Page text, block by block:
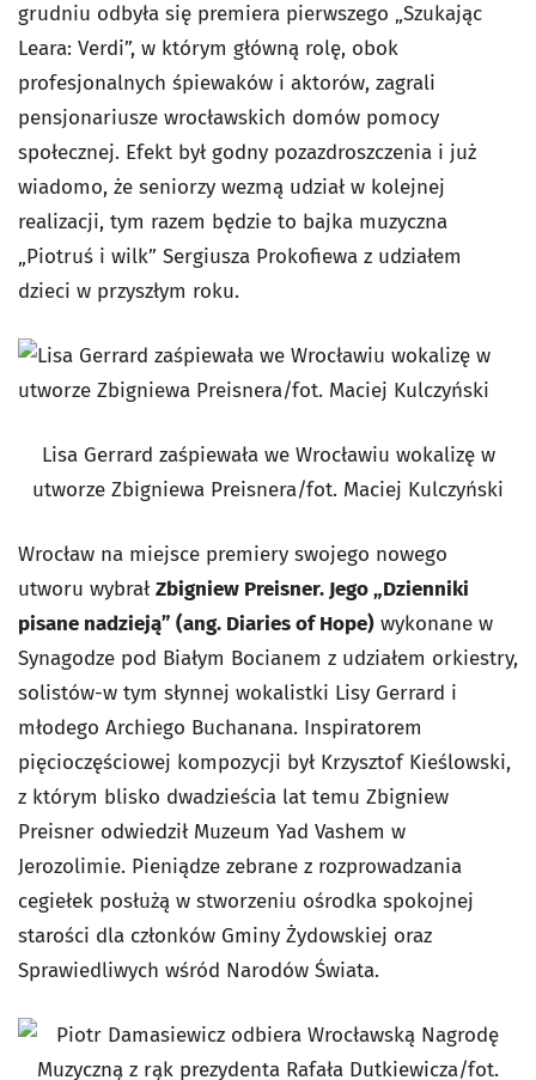
grudniu odbyła się premiera pierwszego „Szukając
Leara: Verdi”, w którym główną rolę, obok
profesjonalnych śpiewaków i aktorów, zagrali
pensjonariusze wrocławskich domów pomocy
społecznej. Efekt był godny pozazdroszczenia i już
wiadomo, że seniorzy wezmą udział w kolejnej
realizacji, tym razem będzie to bajka muzyczna
„Piotruś i wilk” Sergiusza Prokofiewa z udziałem
dzieci w przyszłym roku.
Lisa Gerrard zaśpiewała we Wrocławiu wokalizę w
utworze Zbigniewa Preisnera/fot. Maciej Kulczyński
Wrocław na miejsce premiery swojego nowego
utworu wybrałZbigniew Preisner. Jego „Dzienniki
pisane nadzieją” (ang. Diaries of Hope) wykonane w
Synagodze pod Białym Bocianem z udziałem orkiestry,
solistów-w tym słynnej wokalistki Lisy Gerrard i
młodego Archiego Buchanana. Inspiratorem
pięcioczęściowej kompozycji był Krzysztof Kieślowski,
z którym blisko dwadzieścia lat temu Zbigniew
Preisner odwiedził Muzeum Yad Vashem w
Jerozolimie. Pieniądze zebrane z rozprowadzania
cegiełek posłużą w stworzeniu ośrodka spokojnej
starości dla członków Gminy Żydowskiej oraz
Sprawiedliwych wśród Narodów Świata.